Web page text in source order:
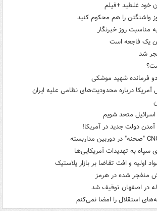
خود غلطید +فیلم
واشنگتن را هم محکوم کنید
مناسبت روز خبرنگار
یک فاجعه است
شد
فرمانده شهید موشکی
آمریکا درباره محدودیت‌های نظامی علیه ایران
اسرائیل متحد شویم
دولت جدید در آمریکا!
سپاه به تهدیدات آمریکایی‌ها
اولیه و افت تقاضا بر بازار پلاستیک
منفجر شده در هرمز
استقلال را امضا نمی‌کنم